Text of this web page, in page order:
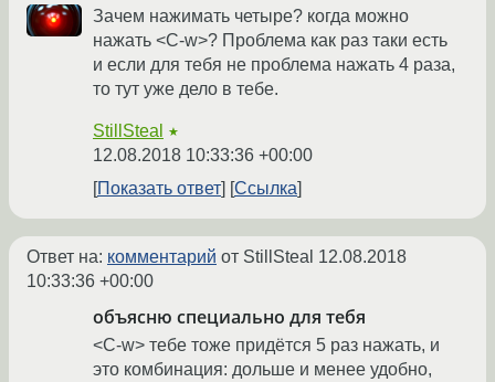
Зачем нажимать четыре? когда можно
нажать <C-w>? Проблема как раз таки есть
и если для тебя не проблема нажать 4 раза,
то тут уже дело в тебе.
StillSteal ★
12.08.2018 10:33:36 +00:00
Показать ответ
Ссылка
Ответ на: комментарий от StillSteal 12.08.2018
10:33:36 +00:00
объясню специально для тебя
<C-w> тебе тоже придётся 5 раз нажать, и
это комбинация: дольше и менее удобно,